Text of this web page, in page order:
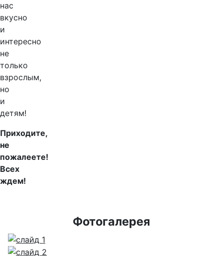
нас
вкусно
и
интересно
не
только
взрослым,
но
и
детям!
Приходите,
не
пожалеете!
Всех
ждем!
Фотогалерея